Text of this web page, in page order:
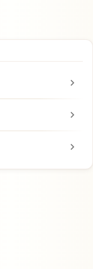
chevron_right
chevron_right
chevron_right